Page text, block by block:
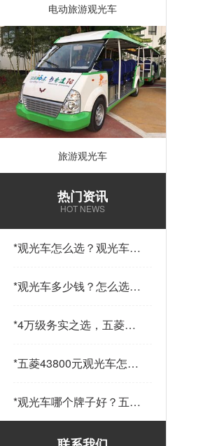
电动旅游观光车
旅游观光车
热门资讯
HOT NEWS
*观光车怎么选？观光车多
14座观光车——购车指南
请查收…
*观光车多少钱？怎么选？
答案…
*4万级务实之选，五菱
与性价比…
*五菱43800元观光车怎么
一公里”接驳更舒心！…
*观光车哪个牌子好？五菱
43800元14座锂电观光车
——选靠谱品牌，看质量